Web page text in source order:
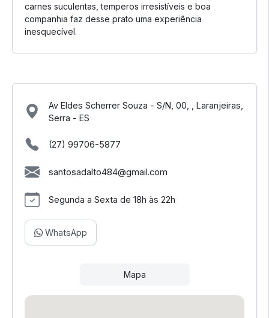
carnes suculentas, temperos irresistíveis e boa
companhia faz desse prato uma experiência
inesquecível.
Av Eldes Scherrer Souza - S/N, 00, , Laranjeiras,
Serra - ES
(27) 99706-5877
santosadalto484@gmail.com
Segunda a Sexta de 18h às 22h
WhatsApp
Mapa